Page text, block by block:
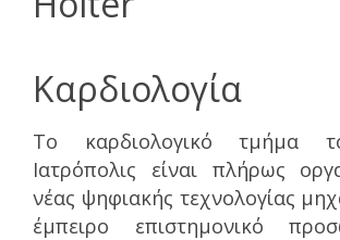
Καρδιολογία
Το καρδιολογικό τμήμα
Ιατρόπολις είναι πλήρως
νέας ψηφιακής τεχνολογίας
έμπειρο επιστημονικό